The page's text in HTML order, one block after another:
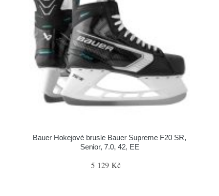
Bauer Hokejové brusle Bauer Supreme F20 SR,
Senior, 7.0, 42, EE
5 129 Kč